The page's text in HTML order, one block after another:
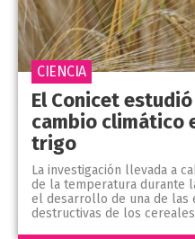
El Conicet
cambio climático
trigo
La investigación llevada a
de la temperatura durante
el desarrollo de una de las
destructivas de los
CIENCIA